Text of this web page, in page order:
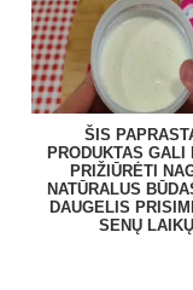
ŠIS
PRODUKTAS GALI
PRIŽIŪRĖTI
NATŪRALUS
DAUGELIS
SENŲ LAIKŲ